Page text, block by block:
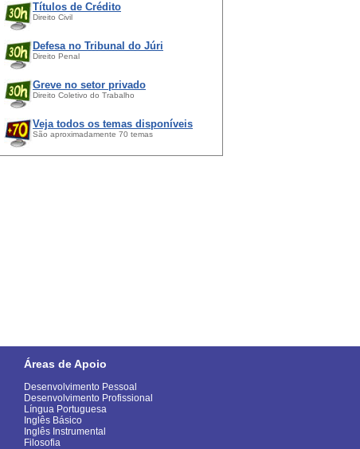
Títulos de Crédito
Direito Civil
Defesa no Tribunal do Júri
Direito Penal
Greve no setor privado
Direito Coletivo do Trabalho
Veja todos os temas disponíveis
São aproximadamente 70 temas
Áreas de Apoio
Desenvolvimento Pessoal
Desenvolvimento Profissional
Língua Portuguesa
Inglês Básico
Inglês Instrumental
Filosofia